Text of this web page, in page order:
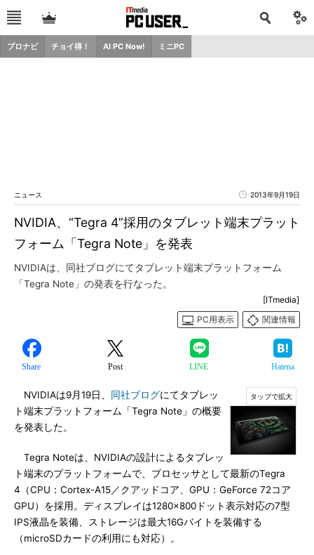
プロナビ チョイ得！ AI PC Now! ミニPC
ニュース 2013年9月19日
NVIDIA、“Tegra 4”採用のタブレット端末プラット
フォーム「Tegra Note」を発表
NVIDIAは、同社ブログにてタブレット端末プラットフォーム
「Tegra Note」の発表を行なった。
[ITmedia]
PC用表示
関連情報
Share Post LINE Hatena
NVIDIAは9月19日、 同社ブログにてタブレッ
ト端末プラットフォーム「Tegra Note」の概要
を発表した。
Tegra Noteは、NVIDIAの設計によるタブレッ
ト端末のプラットフォームで、プロセッサとして最新のTegra
4（CPU：Cortex-A15／クアッドコア、GPU：GeForce 72コア
GPU）を採用。ディスプレイは1280×800ドット表示対応の7型
IPS液晶を装備、ストレージは最大16Gバイトを装備する
（microSDカードの利用にも対応）。